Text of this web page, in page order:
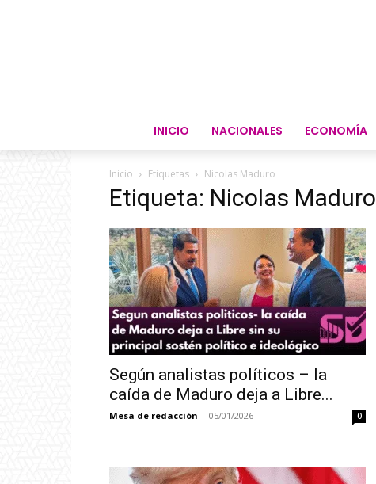
INICIO NACIONALES ECONOMÍA
Inicio Etiquetas Nicolas Maduro
Etiqueta: Nicolas Maduro
Según analistas políticos – la
caída de Maduro deja a Libre...
Mesa de redacción - 05/01/2026 0